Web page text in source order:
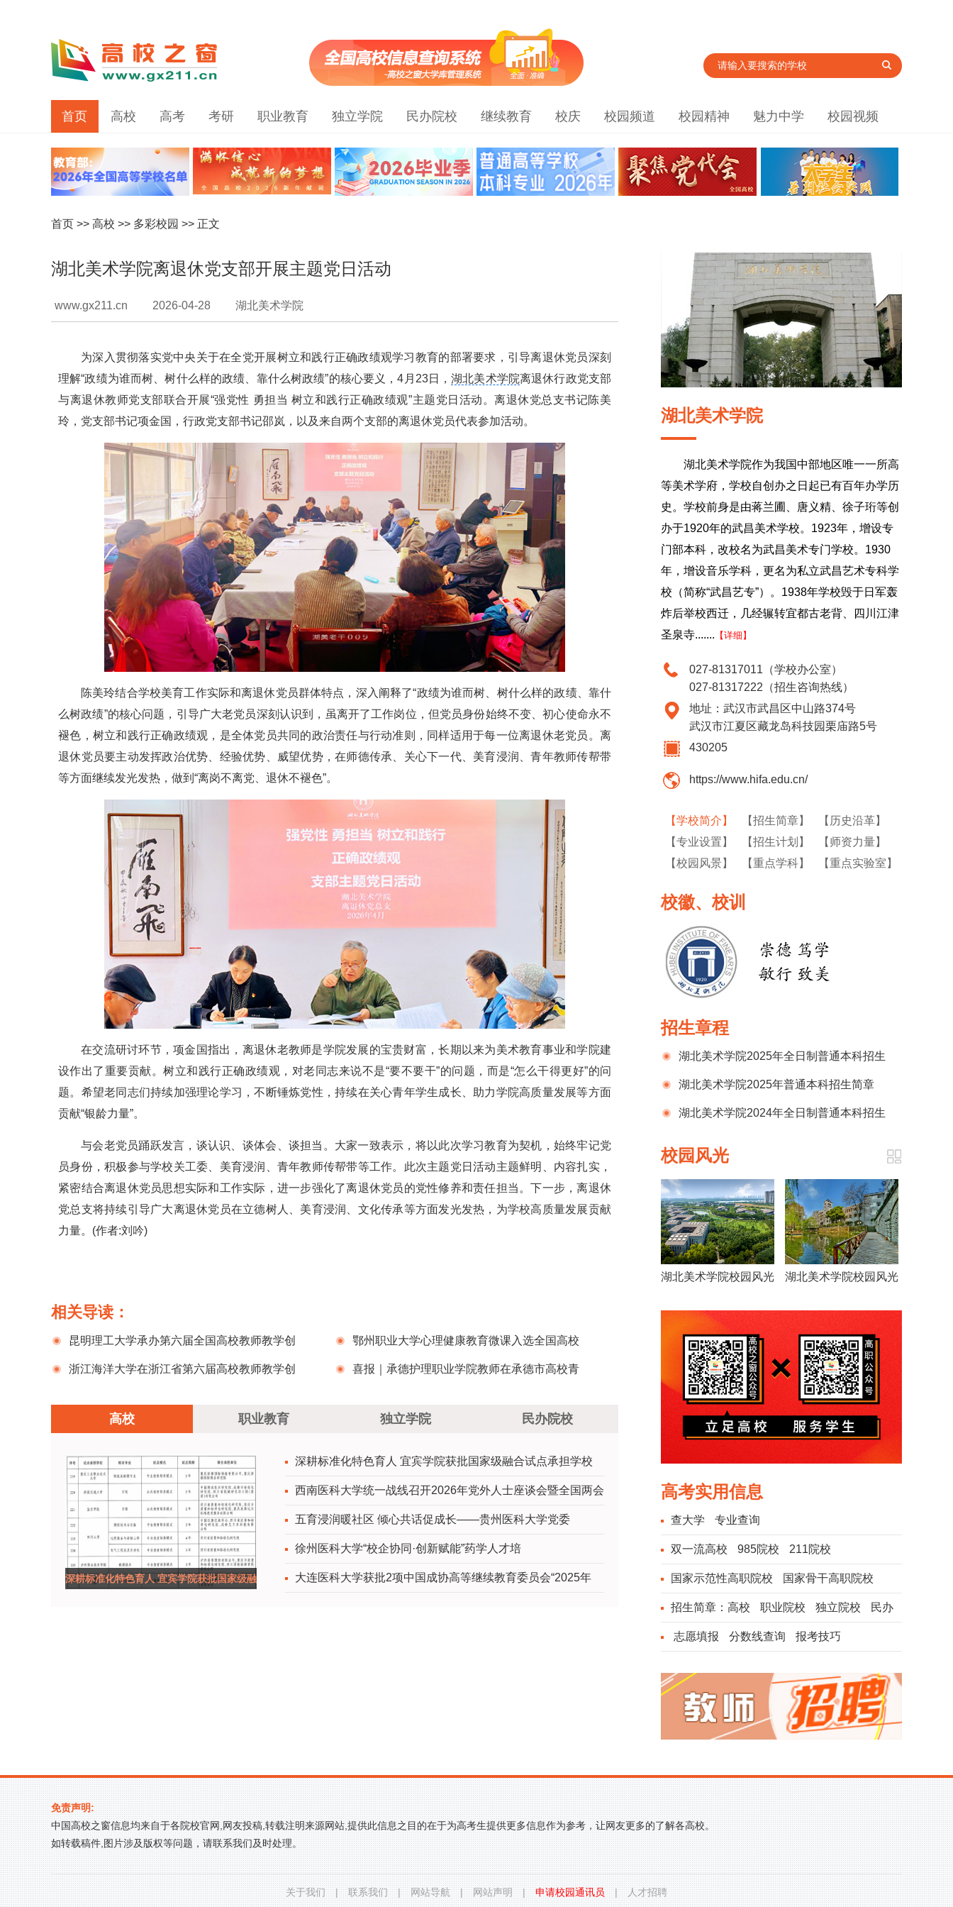
首页 高校 高考 考研 职业教育 独立学院 民办院校 继续教育 校庆 校园频道 校园精神 魅力中学 校园视频
首页 >> 高校 >> 多彩校园 >> 正文
湖北美术学院离退休党支部开展主题党日活动
www.gx211.cn 2026-04-28 湖北美术学院
为深入贯彻落实党中央关于在全党开展树立和践行正确政绩观学习教育的部署要求，引导离退休党员深刻
理解“政绩为谁而树、树什么样的政绩、靠什么树政绩”的核心要义，4月23日，湖北美术学院离退休行政党支部
与离退休教师党支部联合开展“强党性 勇担当 树立和践行正确政绩观”主题党日活动。离退休党总支书记陈美
玲，党支部书记项金国，行政党支部书记邵岚，以及来自两个支部的离退休党员代表参加活动。
陈美玲结合学校美育工作实际和离退休党员群体特点，深入阐释了“政绩为谁而树、树什么样的政绩、靠什
么树政绩”的核心问题，引导广大老党员深刻认识到，虽离开了工作岗位，但党员身份始终不变、初心使命永不
褪色，树立和践行正确政绩观，是全体党员共同的政治责任与行动准则，同样适用于每一位离退休老党员。离
退休党员要主动发挥政治优势、经验优势、威望优势，在师德传承、关心下一代、美育浸润、青年教师传帮带
等方面继续发光发热，做到“离岗不离党、退休不褪色”。
在交流研讨环节，项金国指出，离退休老教师是学院发展的宝贵财富，长期以来为美术教育事业和学院建
设作出了重要贡献。树立和践行正确政绩观，对老同志来说不是“要不要干”的问题，而是“怎么干得更好”的问
题。希望老同志们持续加强理论学习，不断锤炼党性，持续在关心青年学生成长、助力学院高质量发展等方面
贡献“银龄力量”。
与会老党员踊跃发言，谈认识、谈体会、谈担当。大家一致表示，将以此次学习教育为契机，始终牢记党
员身份，积极参与学校关工委、美育浸润、青年教师传帮带等工作。此次主题党日活动主题鲜明、内容扎实，
紧密结合离退休党员思想实际和工作实际，进一步强化了离退休党员的党性修养和责任担当。下一步，离退休
党总支将持续引导广大离退休党员在立德树人、美育浸润、文化传承等方面发光发热，为学校高质量发展贡献
力量。(作者:刘吟)
相关导读：
昆明理工大学承办第六届全国高校教师教学创
新大赛云南赛区比赛暨第九届云南省高校教师教
鄂州职业大学心理健康教育微课入选全国高校
征集展示活动
浙江海洋大学在浙江省第六届高校教师教学创 喜报｜承德护理职业学院教师在承德市高校青
高校 职业教育 独立学院 民办院校
深耕标准化特色育人 宜宾学院获批国家级融
深耕标准化特色育人 宜宾学院获批国家级融合试点承担学校
西南医科大学统一战线召开2026年党外人士座谈会暨全国两会
五育浸润暖社区 倾心共话促成长——贵州医科大学党委
徐州医科大学“校企协同·创新赋能”药学人才培
大连医科大学获批2项中国成协高等继续教育委员会“2025年
湖北美术学院
湖北美术学院作为我国中部地区唯一一所高
等美术学府，学校自创办之日起已有百年办学历
史。学校前身是由蒋兰圃、唐义精、徐子珩等创
办于1920年的武昌美术学校。1923年，增设专
门部本科，改校名为武昌美术专门学校。1930
年，增设音乐学科，更名为私立武昌艺术专科学
校（简称“武昌艺专”）。1938年学校毁于日军轰
炸后举校西迁，几经辗转宜都古老背、四川江津
圣泉寺....... 【详细】
027-81317011（学校办公室）
027-81317222（招生咨询热线）
地址：武汉市武昌区中山路374号
武汉市江夏区藏龙岛科技园栗庙路5号
430205
https://www.hifa.edu.cn/
【学校简介】 【招生简章】
【历史沿革】
【专业设置】
【招生计划】
【师资力量】
【校园风景】
【重点学科】 【重点实验室】
校徽、校训
招生章程
湖北美术学院2025年全日制普通本科招生
章程湖北美术学院2025年普通本科招生简章
湖北美术学院2024年全日制普通本科招生
校园风光
湖北美术学院校园风光 湖北美术学院校园风光
高考实用信息
查大学 专业查询
双一流高校 985院校 211院校
国家示范性高职院校 国家骨干高职院校
招生简章： 高校 职业院校 独立院校 民办
院校志愿填报 分数线查询 报考技巧
免责声明:
中国高校之窗信息均来自于各院校官网,网友投稿,转载注明来源网站,提供此信息之目的在于为高考生提供更多信息作为参考，让网友更多的了解各高校。
如转载稿件,图片涉及版权等问题，请联系我们及时处理。
关于我们 | 联系我们 | 网站导航 | 网站声明 | 申请校园通讯员 | 人才招聘